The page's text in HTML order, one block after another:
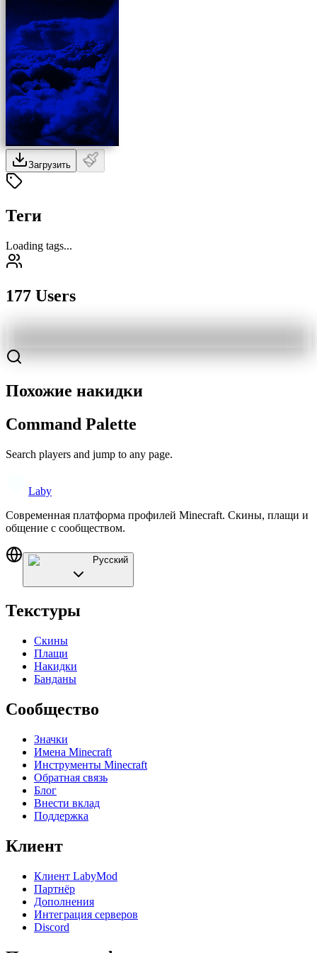
Загрузить
Теги
Loading tags...
177 Users
Похожие накидки
Command Palette
Search players and jump to any page.
Laby
Современная платформа профилей Minecraft. Скины, плащи и
общение с сообществом.
Русский
Текстуры
Скины
Плащи
Накидки
Банданы
Сообщество
Значки
Имена Minecraft
Инструменты Minecraft
Обратная связь
Блог
Внести вклад
Поддержка
Клиент
Клиент LabyMod
Партнёр
Дополнения
Интеграция серверов
Discord